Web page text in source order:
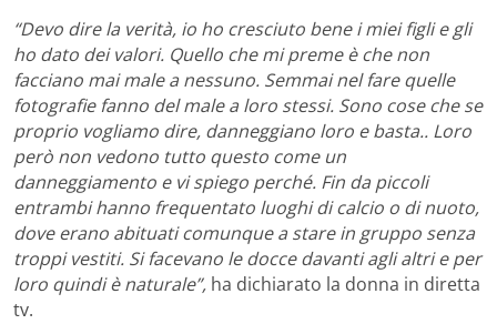
“Devo dire la verità, io ho cresciuto bene i miei figli e gli
ho dato dei valori. Quello che mi preme è che non
facciano mai male a nessuno. Semmai nel fare quelle
fotografie fanno del male a loro stessi. Sono cose che se
proprio vogliamo dire, danneggiano loro e basta.. Loro
però non vedono tutto questo come un
danneggiamento e vi spiego perché. Fin da piccoli
entrambi hanno frequentato luoghi di calcio o di nuoto,
dove erano abituati comunque a stare in gruppo senza
troppi vestiti. Si facevano le docce davanti agli altri e per
loro quindi è naturale”, ha dichiarato la donna in diretta
tv.